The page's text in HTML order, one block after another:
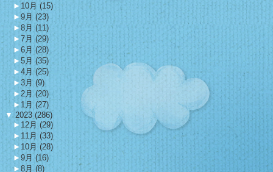
► 10月 (15)
► 9月 (23)
► 8月 (11)
► 7月 (29)
► 6月 (28)
► 5月 (35)
► 4月 (25)
► 3月 (9)
► 2月 (20)
► 1月 (27)
▼2023 (286)
► 12月 (29)
► 11月 (33)
► 10月 (28)
► 9月 (16)
► 8月 (8)